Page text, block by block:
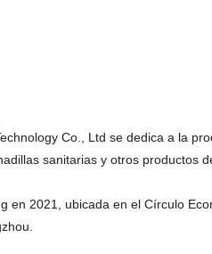
Co., Ltd se dedica a la
sanitarias y otros productos
en 2021, ubicada en el Círculo